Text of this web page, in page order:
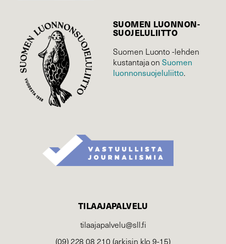
SUOMEN LUONNON­
SUOJELU­LIITTO
Suomen Luonto -lehden
kustantaja onSuomen
luonnonsuojelu­liitto.
TILAAJAPALVELU
tilaajapalvelu@sll.fi
(09) 228 08 210 (arkisin klo 9-15)